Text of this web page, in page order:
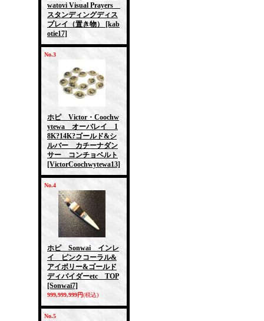
watovi Visual Prayers
スタンディングディス
プレイ（置き物）
[kab
otie17]
No.3
ホピ Victor・Coochw
ytewa オーバレイ 1
8K?14K?ゴールド&シ
ルバー カチーナダン
サー コンチョベルト
[VictorCoochwytewa13]
No.4
ホピ Sonwai インレ
イ ピンクコーラル&
アイボリー&ゴールド
ディバイダーetc TOP
[Sonwai7]
999,999,999円(税込)
No.5